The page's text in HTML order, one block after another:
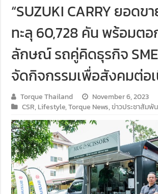
“SUZUKI CARRY ยอดข
ทะลุ 60,728 คัน พร้อมต
ลักษณ์ รถคู่คิดธุรกิจ
จัดกิจกรรมเพื่อสังคมต่อ
Torque Thailand
November 6, 2023
CSR, Lifestyle,Torque News,ข่าวประชาสัมพั